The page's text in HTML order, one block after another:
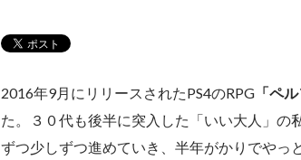
2016年9月にリリースされたPS4のRPG「ペル
た。３０代も後半に突入した「いい大人」の
ずつ少しずつ進めていき、半年がかりでやっ